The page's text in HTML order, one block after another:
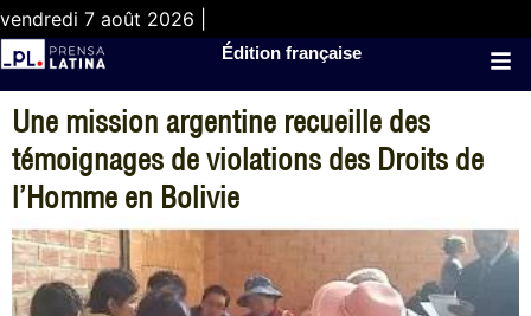
vendredi 7 août 2026 |
Édition française
Une mission argentine recueille des
témoignages de violations des Droits de
l’Homme en Bolivie